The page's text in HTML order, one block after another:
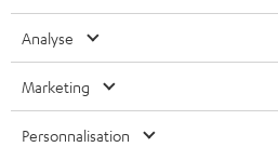
Comment nettoyer et
Si un capot de protection de votre platine
pour la maintenir en bon état de marche.
; profitez-en pour
chaîne hifi stéréo. Pour décoller la
ÉCOUTEURS INTRA-AURICULAIRES
FANSHOP
MANAGEMENT
DEVELOPPEMENT DURABLE
VALEURS
ESPAGNE
Sous réserve de modifications techniques,
erreurs. Les accessoires figurant sur
livraison. D’éventuels frais d’élimination des
Analyse
Marketing
Personnalisation